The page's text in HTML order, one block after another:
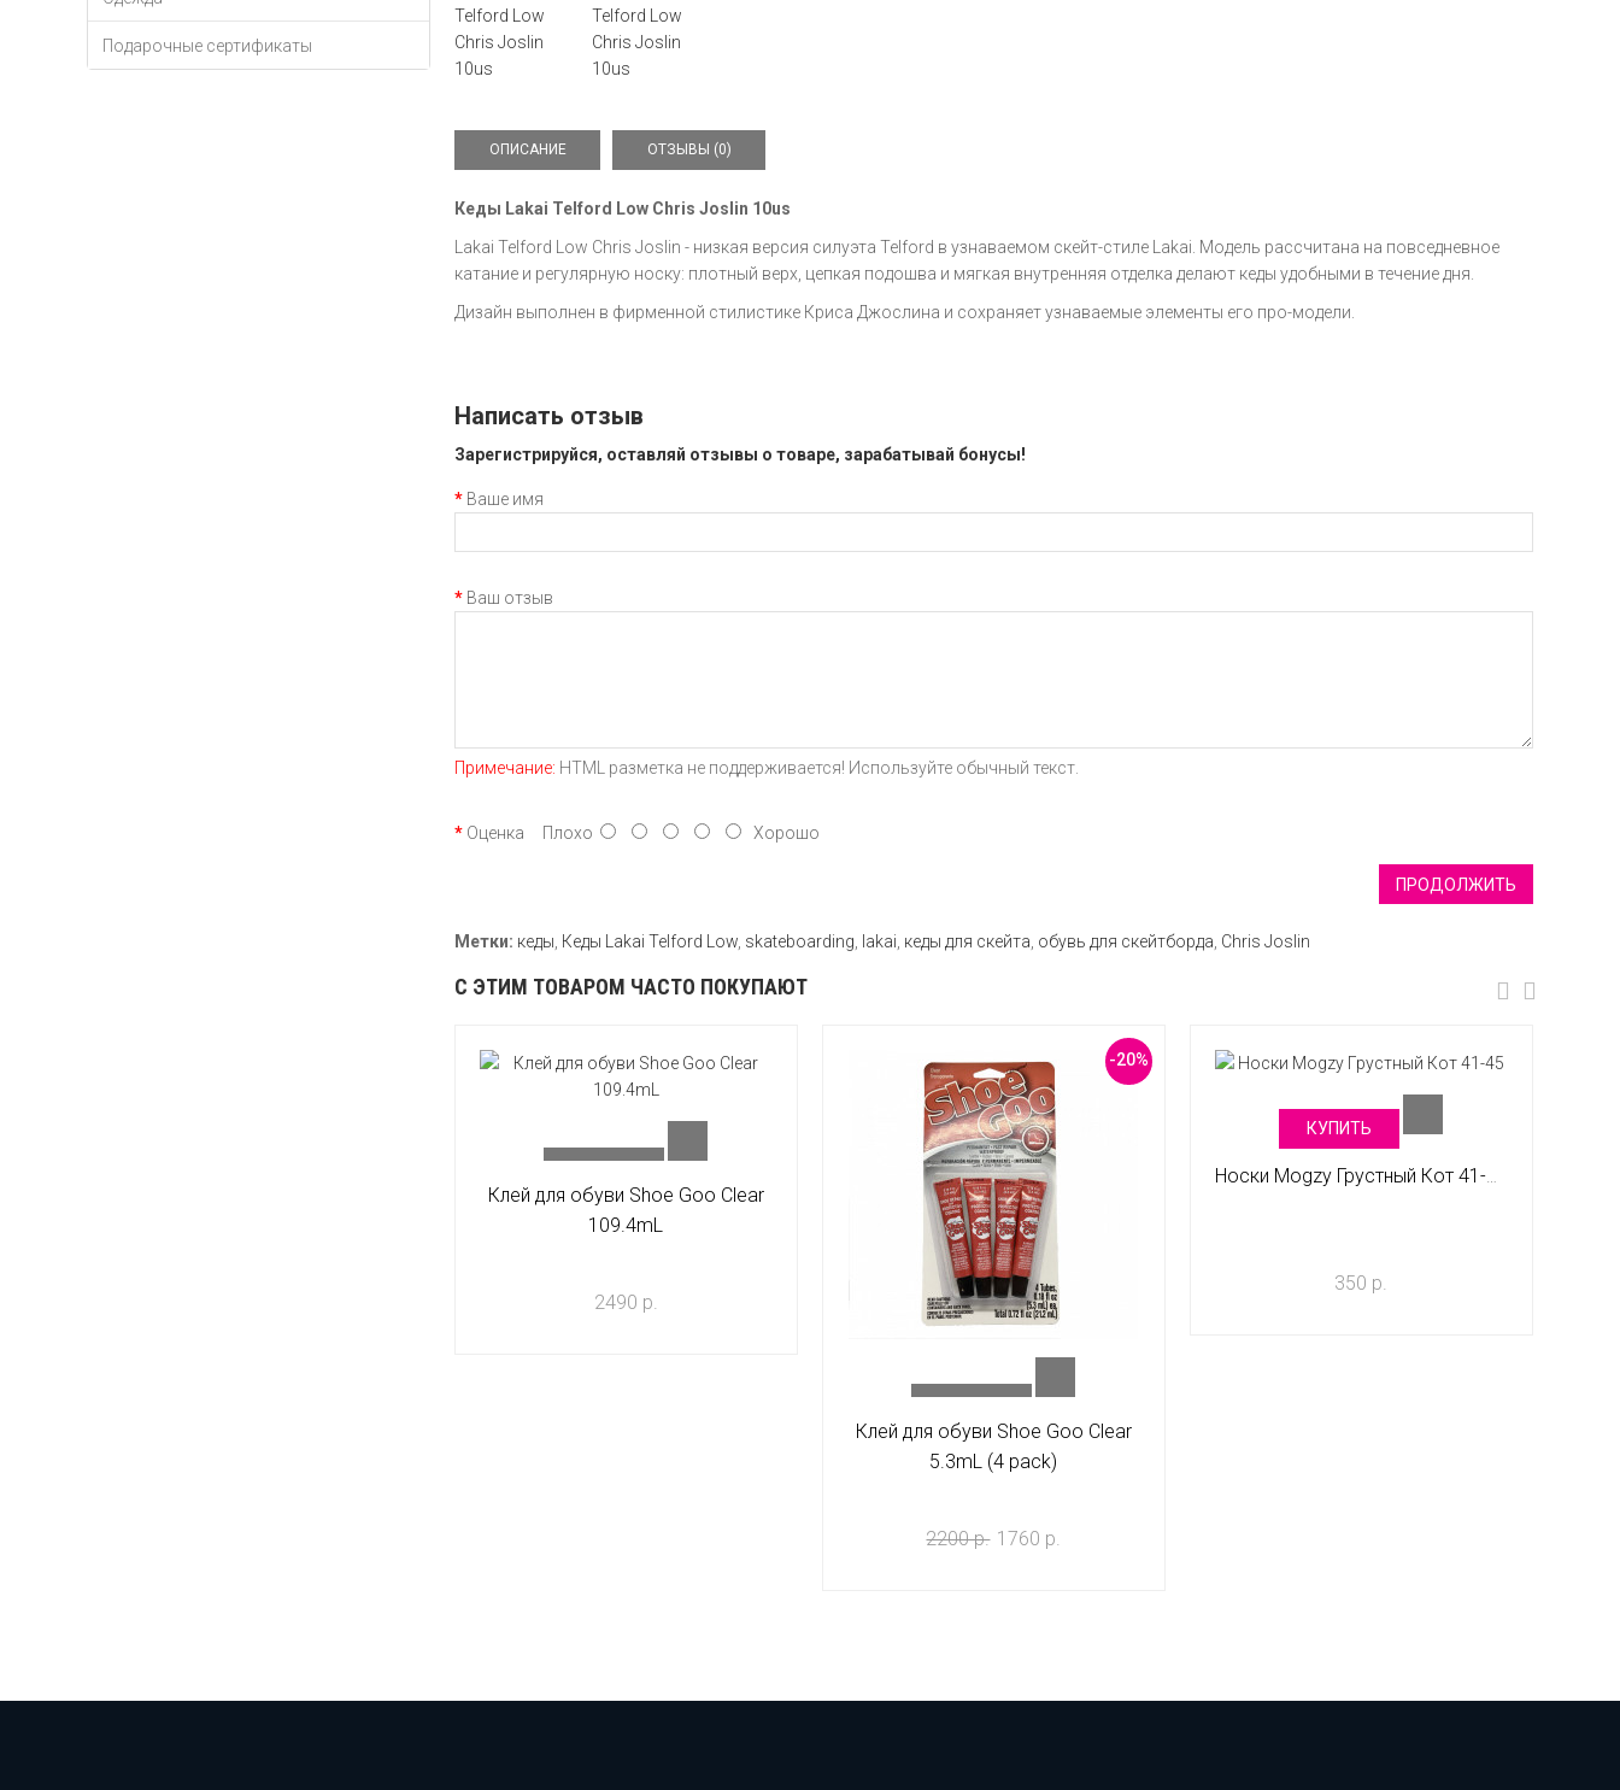
Подарочные сертификаты
ОПИСАНИЕ ОТЗЫВЫ (0)
Кеды Lakai Telford Low Chris Joslin 10us
Lakai Telford Low Chris Joslin - низкая версия силуэта Telford в узнаваемом скейт-стиле Lakai. Модель рассчитана на повседневное
катание и регулярную носку: плотный верх, цепкая подошва и мягкая внутренняя отделка делают кеды удобными в течение дня.
Дизайн выполнен в фирменной стилистике Криса Джослина и сохраняет узнаваемые элементы его про-модели.
Написать отзыв
Зарегистрируйся, оставляй отзывы о товаре, зарабатывай бонусы!
Ваше имя
Ваш отзыв
Примечание: HTML разметка не поддерживается! Используйте обычный текст.
Оценка Плохо Хорошо
ПРОДОЛЖИТЬ
Метки: кеды Кеды Lakai Telford Low skateboarding lakai кеды для скейта обувь для скейтборда Chris Joslin
С ЭТИМ ТОВАРОМ ЧАСТО ПОКУПАЮТ
Клей для обуви Shoe Goo Clear
109.4mL
2490 р.
-20%
Клей для обуви Shoe Goo Clear
5.3mL (4 pack)
2200 р. 1760 р.
КУПИТЬ
Носки Mogzy Грустный Кот 41-45
350 р.